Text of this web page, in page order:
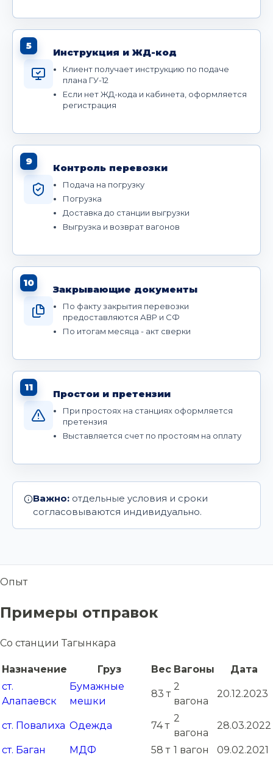
5
Инструкция и ЖД-код
Клиент получает инструкцию по подаче
плана ГУ-12
Если нет ЖД-кода и кабинета, оформляется
регистрация
9
Контроль перевозки
Подача на погрузку
Погрузка
Доставка до станции выгрузки
Выгрузка и возврат вагонов
10
Закрывающие документы
По факту закрытия перевозки
предоставляются АВР и СФ
По итогам месяца - акт сверки
11
Простои и претензии
При простоях на станциях оформляется
претензия
Выставляется счет по простоям на оплату
Важно: отдельные условия и сроки
согласовываются индивидуально.
Опыт
Примеры отправок
Со станции Тагынкара
Назначение Груз Вес Вагоны
Дата
ст.
Алапаевск
Бумажные
мешки
83 т
2
вагона
20.12.2023
ст. Повалиха Одежда 74 т
2
вагона
28.03.2022
ст. Баган МДФ 58 т 1 вагон 09.02.2021